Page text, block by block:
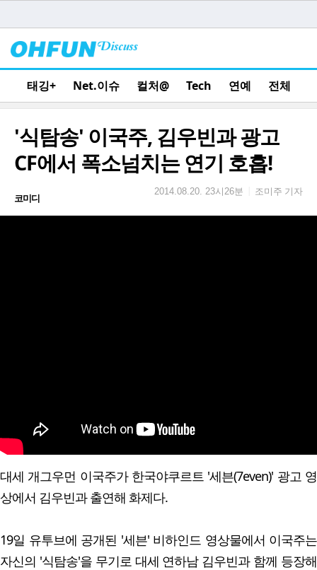
태깅+ Net.이슈 컬처@ Tech 연예 전체
'식탐송' 이국주, 김우빈과 광고
CF에서 폭소넘치는 연기 호흡!
코미디
2014.08.20. 23시26분 조미주 기자
대세 개그우먼 이국주가 한국야쿠르트 '세븐(7even)' 광고 영
상에서 김우빈과 출연해 화제다.
19일 유투브에 공개된 '세븐' 비하인드 영상물에서 이국주는
자신의 '식탐송'을 무기로 대세 연하남 김우빈과 함께 등장해